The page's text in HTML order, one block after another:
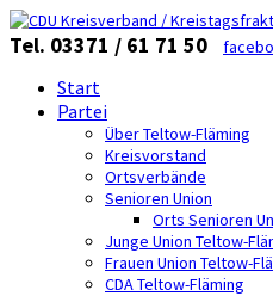
Tel. 03371 / 61 71 50
Start
Partei
Über Teltow-Fläming
Kreisvorstand
Ortsverbände
Senioren Union
Orts Senioren
Junge Union Teltow-
Frauen Union Teltow-
CDA Teltow-Fläming